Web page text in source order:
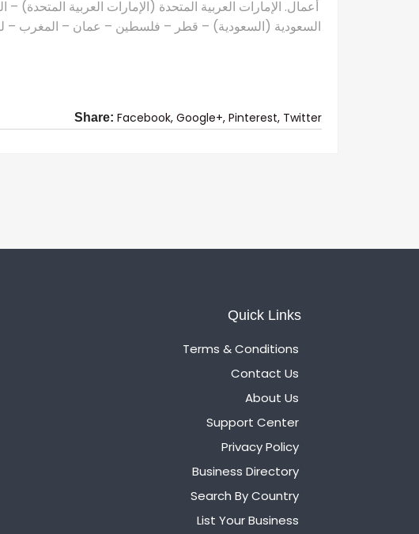
أعمال. الإمارات العربية المتحدة (الإمارات العربية المتحدة)
السعودية (السعودية) – قطر – فلسطين – عمان – المغرب –
Share: Facebook, Google+, Pinterest, Twitter
Quick Links
Terms & Conditions
Contact Us
About Us
Support Center
Privacy Policy
Business Directory
Search By Country
List Your Business